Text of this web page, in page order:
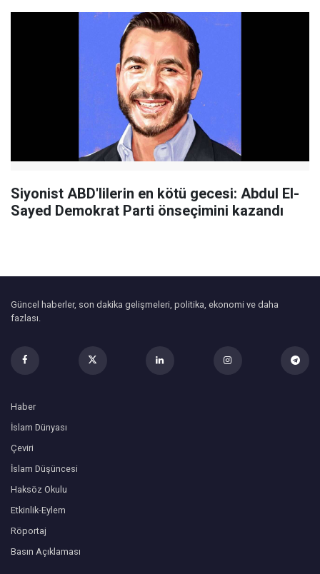
Siyonist ABD'lilerin en kötü gecesi: Abdul El-
Sayed Demokrat Parti önseçimini kazandı
Güncel haberler, son dakika gelişmeleri, politika, ekonomi ve daha
fazlası.
Haber
İslam Dünyası
Çeviri
İslam Düşüncesi
Haksöz Okulu
Etkinlik-Eylem
Röportaj
Basın Açıklaması